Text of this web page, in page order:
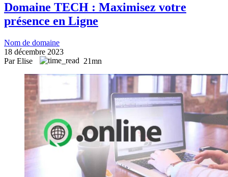
Domaine TECH : Maximisez votre
présence en Ligne
Nom de domaine
18 décembre 2023
Par Elise
21mn